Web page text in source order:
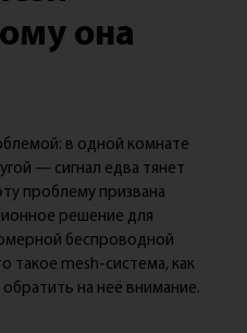
она
в одной комнате
— сигнал едва тянет
проблему призвана
решение для
беспроводной
такое mesh-система, как
на неё внимание.